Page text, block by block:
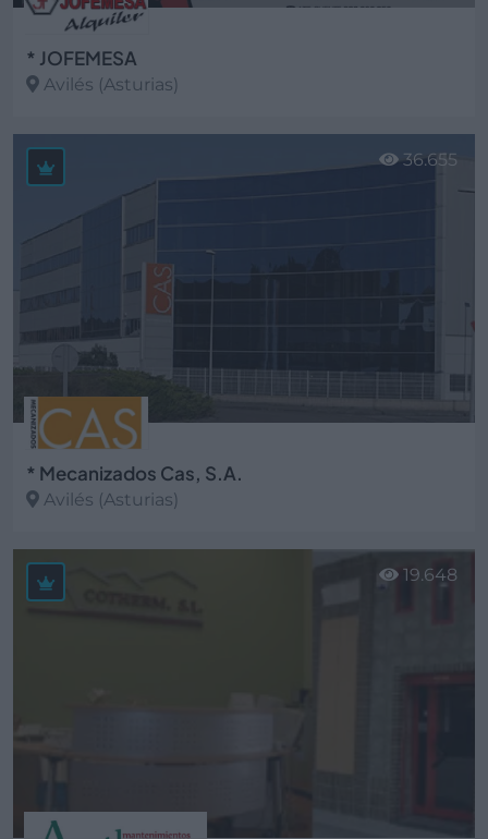
* JOFEMESA
Avilés (Asturias)
Ver más
* Mecanizados Cas, S.A.
Avilés (Asturias)
Ver más
36.655
19.648